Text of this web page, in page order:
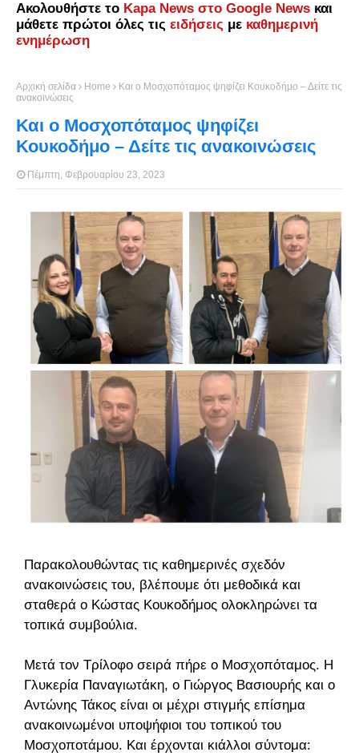
Ακολουθήστε το Kapa News στο Google News και
μάθετε πρώτοι όλες τις ειδήσεις με καθημερινή
ενημέρωση
Αρχική σελίδα Home
Και ο Μοσχοπόταμος ψηφίζει Κουκοδήμο – Δείτε τις
ανακοινώσεις
Και ο Μοσχοπόταμος ψηφίζει
Κουκοδήμο – Δείτε τις ανακοινώσεις
Πέμπτη, Φεβρουαρίου 23, 2023
Παρακολουθώντας τις καθημερινές σχεδόν
ανακοινώσεις του, βλέπουμε ότι μεθοδικά και
σταθερά ο Κώστας Κουκοδήμος ολοκληρώνει τα
τοπικά συμβούλια.
Μετά τον Τρίλοφο σειρά πήρε ο Μοσχοπόταμος. Η
Γλυκερία Παναγιωτάκη, ο Γιώργος Βασιουρής και ο
Αντώνης Τάκος είναι οι μέχρι στιγμής επίσημα
ανακοινωμένοι υποψήφιοι του τοπικού του
Μοσχοποτάμου. Και έρχονται κιάλλοι σύντομα: